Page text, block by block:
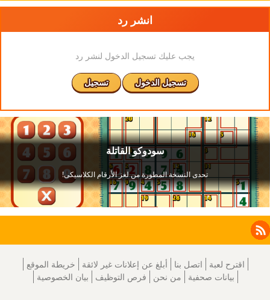
انشر رد
يجب عليك تسجيل الدخول لنشر رد
تسجيل الدخول تسجيل
Facebook
Instagram
X
LinkedIn
RSS
اقترح لعبة اتصل بنا أبلغ عن إعلانات غير لائقة
خريطة الموقع
بيانات صحفية
من نحن فرص التوظيف بيان الخصوصية